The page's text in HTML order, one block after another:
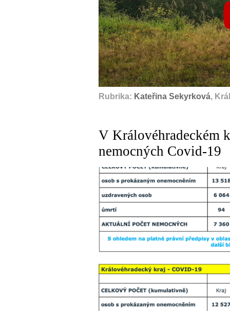
Rubrika: Kateřina Sekyrková,
V Královéhradeckém
nemocných Covid-19